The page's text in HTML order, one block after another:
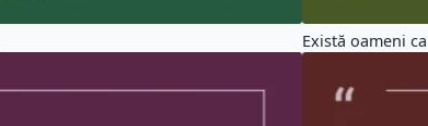
Există oameni